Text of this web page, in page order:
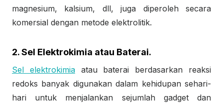
magnesium, kalsium, dll, juga diperoleh secara
komersial dengan metode elektrolitik.
2. Sel Elektrokimia atau Baterai.
Sel elektrokimiaatau baterai berdasarkan reaksi
redoks banyak digunakan dalam kehidupan sehari-
hari untuk menjalankan sejumlah gadget dan